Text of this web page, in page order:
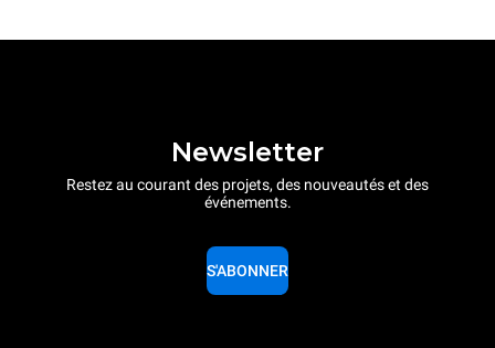
Newsletter
Restez au courant des projets, des nouveautés et des
événements.
S'ABONNER